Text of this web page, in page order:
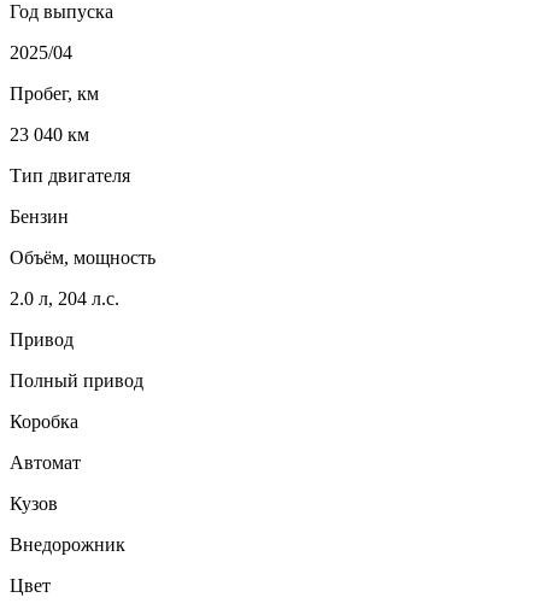
Год выпуска
2025/04
Пробег, км
23 040 км
Тип двигателя
Бензин
Объём, мощность
2.0 л, 204 л.с.
Привод
Полный привод
Коробка
Автомат
Кузов
Внедорожник
Цвет